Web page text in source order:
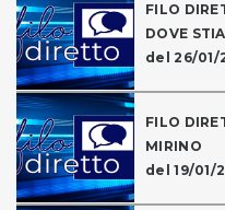
FILO
DOVE
del 26/01/
FILO
MIRINO
del 19/01/